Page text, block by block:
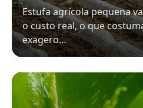
Estufa agrícola pequena
o custo real, o que
exagero…